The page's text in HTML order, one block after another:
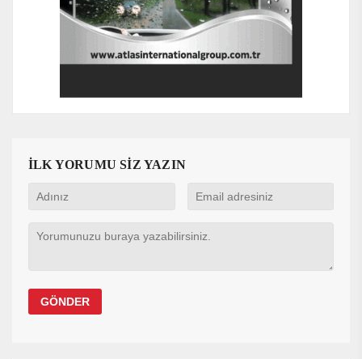
İLK YORUMU SİZ YAZIN